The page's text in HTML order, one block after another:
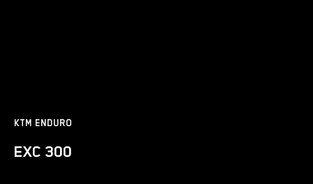
KTM ENDURO
EXC 300